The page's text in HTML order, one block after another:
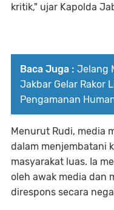
kritik," ujar Kapolda
Baca Juga : Jelang
Jakbar Gelar Rakor
Pengamanan
‎Menurut Rudi, media
dalam menjembatani
masyarakat luas. Ia
oleh awak media dan
direspons secara